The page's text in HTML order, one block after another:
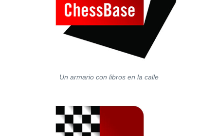
Un armario con libros en la calle